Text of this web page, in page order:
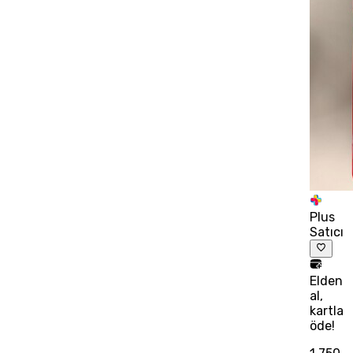
Plus
Satıcı
Elden
al,
kartla
öde!